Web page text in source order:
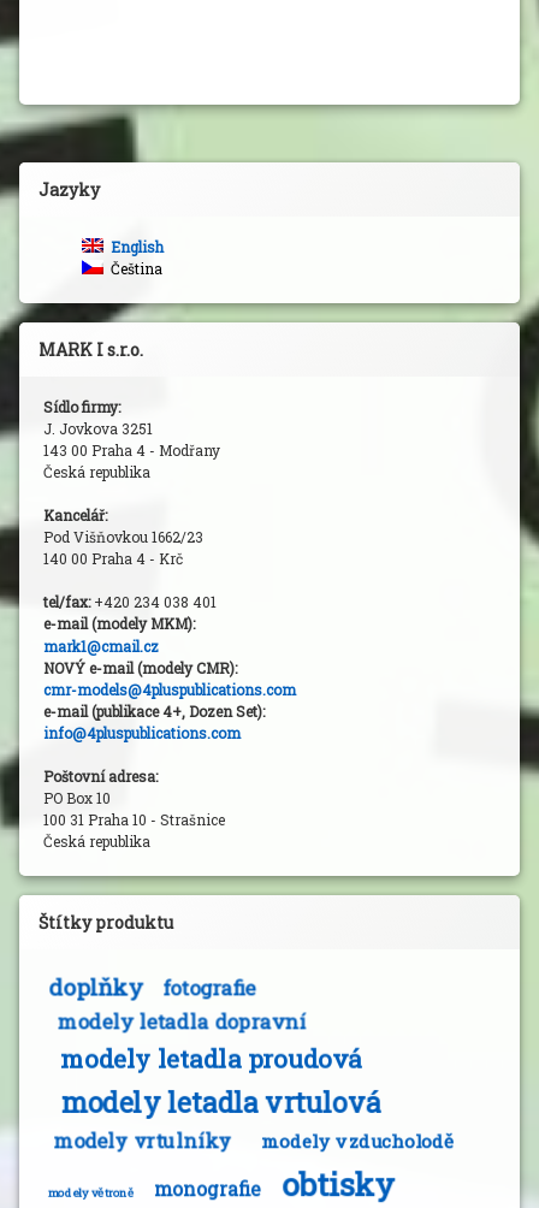
Jazyky
English
Čeština
MARK I s.r.o.
Sídlo firmy:
J. Jovkova 3251
143 00 Praha 4 - Modřany
Česká republika
Kancelář:
Pod Višňovkou 1662/23
140 00 Praha 4 - Krč
tel/fax:+420 234 038 401
e-mail (modely MKM):
mark1@cmail.cz
NOVÝ e-mail (modely CMR):
cmr-models@4pluspublications.com
e-mail (publikace 4+, Dozen Set):
info@4pluspublications.com
Poštovní adresa:
PO Box 10
100 31 Praha 10 - Strašnice
Česká republika
Štítky produktu
doplňky
fotografie
modely letadla dopravní
modely letadla proudová
modely letadla vrtulová
modely vrtulníky modely vzducholodě
modely větroně monografie obtisky